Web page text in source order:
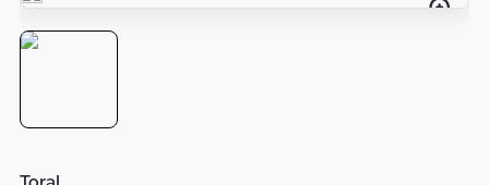
Cuadro
Sillas